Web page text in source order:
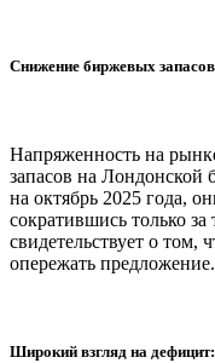
Снижение биржевых
Напряженность на
запасов на
на октябрь 2025 года,
сократившись только
свидетельствует о том,
опережать предложение.
Широкий взгляд на дефицит: